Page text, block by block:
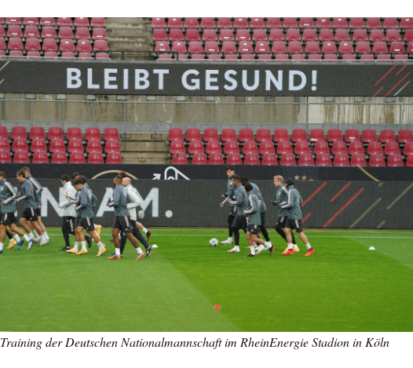
Training der Deutschen Nationalmannschaft im RheinEnergie Stadion in Köln